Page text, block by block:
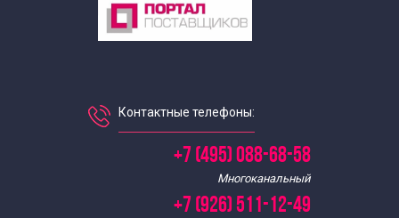
Контактные телефоны:
+7 (495) 088-68-58
Многоканальный
+7 (926) 511-12-49